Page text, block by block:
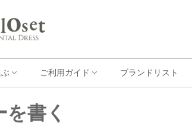
ご利用ガイド ブランドリスト
書く